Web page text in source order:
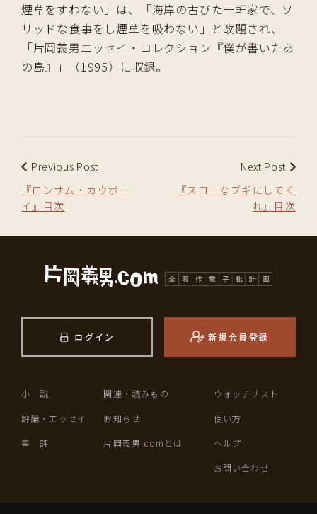
煙草をすわない」は、「海岸の古びた一軒家で、ソ
リッドな食事をし煙草を吸わない」と改題され、
「片岡義男エッセイ・コレクション『僕が書いたあ
の島』」（1995）に収録。
Previous Post
『ロンサム・カウボー
イ』目次
Next Post
『スローなブギにしてく
れ』目次
ログイン 新規会員登録
小 説
評論・エッセイ
書 評
関連・読みもの
お知らせ
片岡義男.comとは
ウォッチリスト
使い方
ヘルプ
お問い合わせ